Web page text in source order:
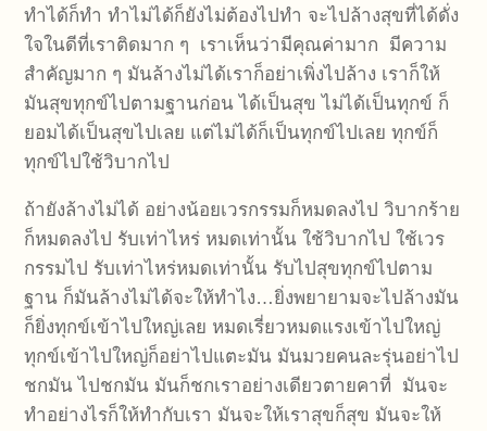
ทำได้ก็ทำ ทำไม่ได้ก็ยังไม่ต้องไปทำ จะไปล้างสุขที่ได้ดั่ง
ใจในดีที่เราติดมาก ๆ เราเห็นว่ามีคุณค่ามาก มีความ
สำคัญมาก ๆ มันล้างไม่ได้เราก็อย่าเพิ่งไปล้าง เราก็ให้
มันสุขทุกข์ไปตามฐานก่อน ได้เป็นสุข ไม่ได้เป็นทุกข์ ก็
ยอมได้เป็นสุขไปเลย แต่ไม่ได้ก็เป็นทุกข์ไปเลย ทุกข์ก็
ทุกข์ไปใช้วิบากไป
ถ้ายังล้างไม่ได้ อย่างน้อยเวรกรรมก็หมดลงไป วิบากร้าย
ก็หมดลงไป รับเท่าไหร่ หมดเท่านั้น ใช้วิบากไป ใช้เวร
กรรมไป รับเท่าไหร่หมดเท่านั้น รับไปสุขทุกข์ไปตาม
ฐาน ก็มันล้างไม่ได้จะให้ทำไง…ยิ่งพยายามจะไปล้างมัน
ก็ยิ่งทุกข์เข้าไปใหญ่เลย หมดเรี่ยวหมดแรงเข้าไปใหญ่
ทุกข์เข้าไปใหญ่ก็อย่าไปแตะมัน มันมวยคนละรุ่นอย่าไป
ชกมัน ไปชกมัน มันก็ชกเราอย่างเดียวตายคาที่ มันจะ
ทำอย่างไรก็ให้ทำกับเรา มันจะให้เราสุขก็สุข มันจะให้